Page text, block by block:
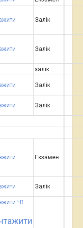
Залік
Залік
залік
Залік
Залік
Екзамен
Залік
Ч1